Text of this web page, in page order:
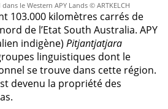
le Western APY Lands © ARTKELCH
103.000 kilomètres carrés de
de l’Etat South Australia. APY
indigène) Pitjantjatjara
linguistiques dont le
se trouve dans cette région.
devenu la propriété des